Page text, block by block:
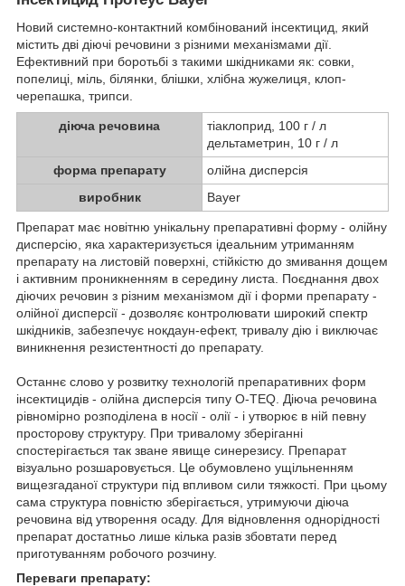
Новий системно-контактний комбінований інсектицид, який
містить дві діючі речовини з різними механізмами дії.
Ефективний при боротьбі з такими шкідниками як: совки,
попелиці, міль, білянки, блішки, хлібна жужелиця, клоп-
черепашка, трипси.
діюча речовина
тіаклоприд, 100 г / л
дельтаметрин, 10 г / л
форма препарату
олійна дисперсія
виробник
Bayer
Препарат має новітню унікальну препаративні форму - олійну
дисперсію, яка характеризується ідеальним утриманням
препарату на листовій поверхні, стійкістю до змивання дощем
і активним проникненням в середину листа. Поєднання двох
діючих речовин з різним механізмом дії і форми препарату -
олійної дисперсії - дозволяє контролювати широкий спектр
шкідників, забезпечує нокдаун-ефект, тривалу дію і виключає
виникнення резистентності до препарату.
Останнє слово у розвитку технологій препаративних форм
інсектицидів - олійна дисперсія типу O-TEQ. Діюча речовина
рівномірно розподілена в носії - олії - і утворює в ній певну
просторову структуру. При тривалому зберіганні
спостерігається так зване явище синерезису. Препарат
візуально розшаровується. Це обумовлено ущільненням
вищезгаданої структури під впливом сили тяжкості. При цьому
сама структура повністю зберігається, утримуючи діюча
речовина від утворення осаду. Для відновлення однорідності
препарат достатньо лише кілька разів збовтати перед
приготуванням робочого розчину.
Переваги препарату: